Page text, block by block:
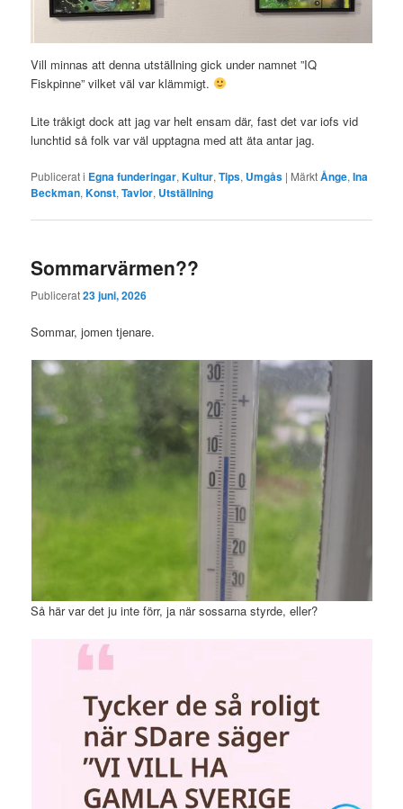
Vill minnas att denna utställning gick under namnet ”IQ
Fiskpinne” vilket väl var klämmigt.
Lite tråkigt dock att jag var helt ensam där, fast det var iofs vid
lunchtid så folk var väl upptagna med att äta antar jag.
Publicerat i Egna funderingar,Kultur,Tips, Umgås | MärktÅnge,Ina
Beckman,Konst,Tavlor, Utställning
Sommarvärmen??
Publicerat23 juni, 2026
Sommar, jomen tjenare.
Så här var det ju inte förr, ja när sossarna styrde, eller?